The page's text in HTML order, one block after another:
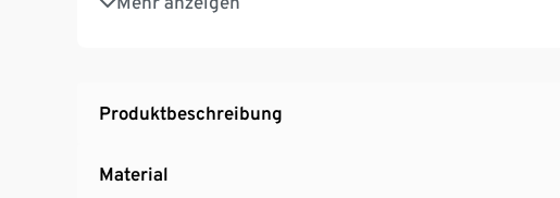
oder roh im Salat
Produktbeschreibung
Material